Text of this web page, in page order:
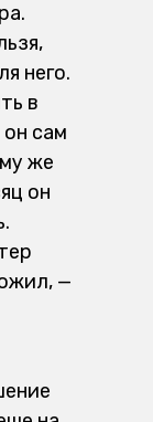
него.
в
сам
же
он
—